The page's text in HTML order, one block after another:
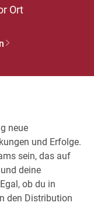
Ort
neue
und Erfolge.
sein, das auf
deine
ob du in
den Distribution